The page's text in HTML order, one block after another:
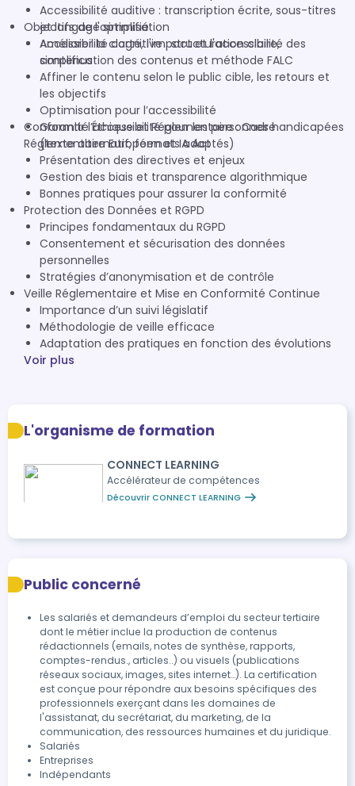
Accessibilité auditive : transcription écrite, sous-titres
et langage simplifié
Accessibilité cognitive : structuration claire,
simplification des contenus et méthode FALC
Objectifs de l'optimisation
Améliorer la clarté, l'impact et l'accessibilité des
contenus
Affiner le contenu selon le public cible, les retours et
les objectifs
Optimisation pour l’accessibilité
Garantir l’accessibilité pour les personnes handicapées
(texte alternatif, formats adaptés)
Conformité Éthique et Réglementaire : Cadre
Réglementaire Européen et IA Act
Présentation des directives et enjeux
Gestion des biais et transparence algorithmique
Bonnes pratiques pour assurer la conformité
Protection des Données et RGPD
Principes fondamentaux du RGPD
Consentement et sécurisation des données
personnelles
Stratégies d’anonymisation et de contrôle
Veille Réglementaire et Mise en Conformité Continue
Importance d’un suivi législatif
Méthodologie de veille efficace
Adaptation des pratiques en fonction des évolutions
Voir plus
L'organisme de formation
CONNECT LEARNING
Accélérateur de compétences
Découvrir CONNECT LEARNING
Public concerné
Les salariés et demandeurs d’emploi du secteur tertiaire
dont le métier inclue la production de contenus
rédactionnels (emails, notes de synthèse, rapports,
comptes-rendus., articles..) ou visuels (publications
réseaux sociaux, images, sites internet…). La certification
est conçue pour répondre aux besoins spécifiques des
professionnels exerçant dans les domaines de
l'assistanat, du secrétariat, du marketing, de la
communication, des ressources humaines et du juridique.
Salariés
Entreprises
Indépendants